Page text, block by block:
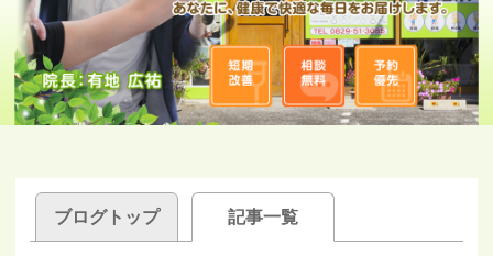
ブログトップ 記事一覧